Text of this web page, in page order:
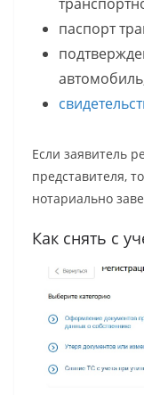
паспорт
Если заявитель
представителя,
нотариально
Как снять с